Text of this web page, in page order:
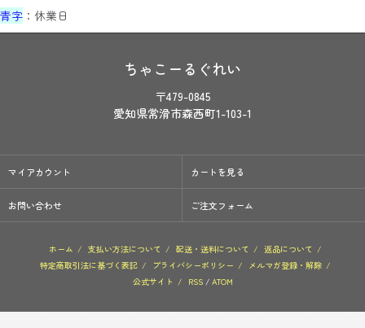
青字 ：休業日
ちゃこーるぐれい
〒479-0845
愛知県常滑市森西町1-103-1
マイアカウント カートを見る
お問い合わせ ご注文フォーム
ホーム / 支払い方法について / 配送・送料について / 返品について /
特定商取引法に基づく表記 / プライバシーポリシー / メルマガ登録・解除 /
公式サイト / RSS/ ATOM